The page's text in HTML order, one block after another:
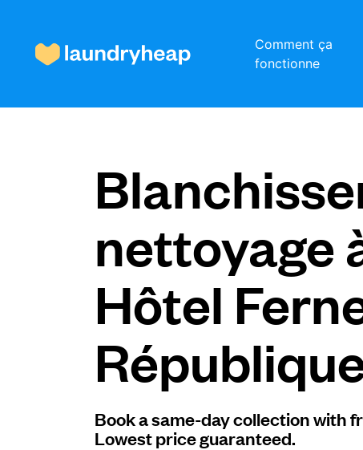
Comment ça
fonctionne
Prix et services
À propos de nous
Pour les entreprises
Connectez-vous
nettoyage
Hôtel
Book a same-day collection with
Lowest price guaranteed.